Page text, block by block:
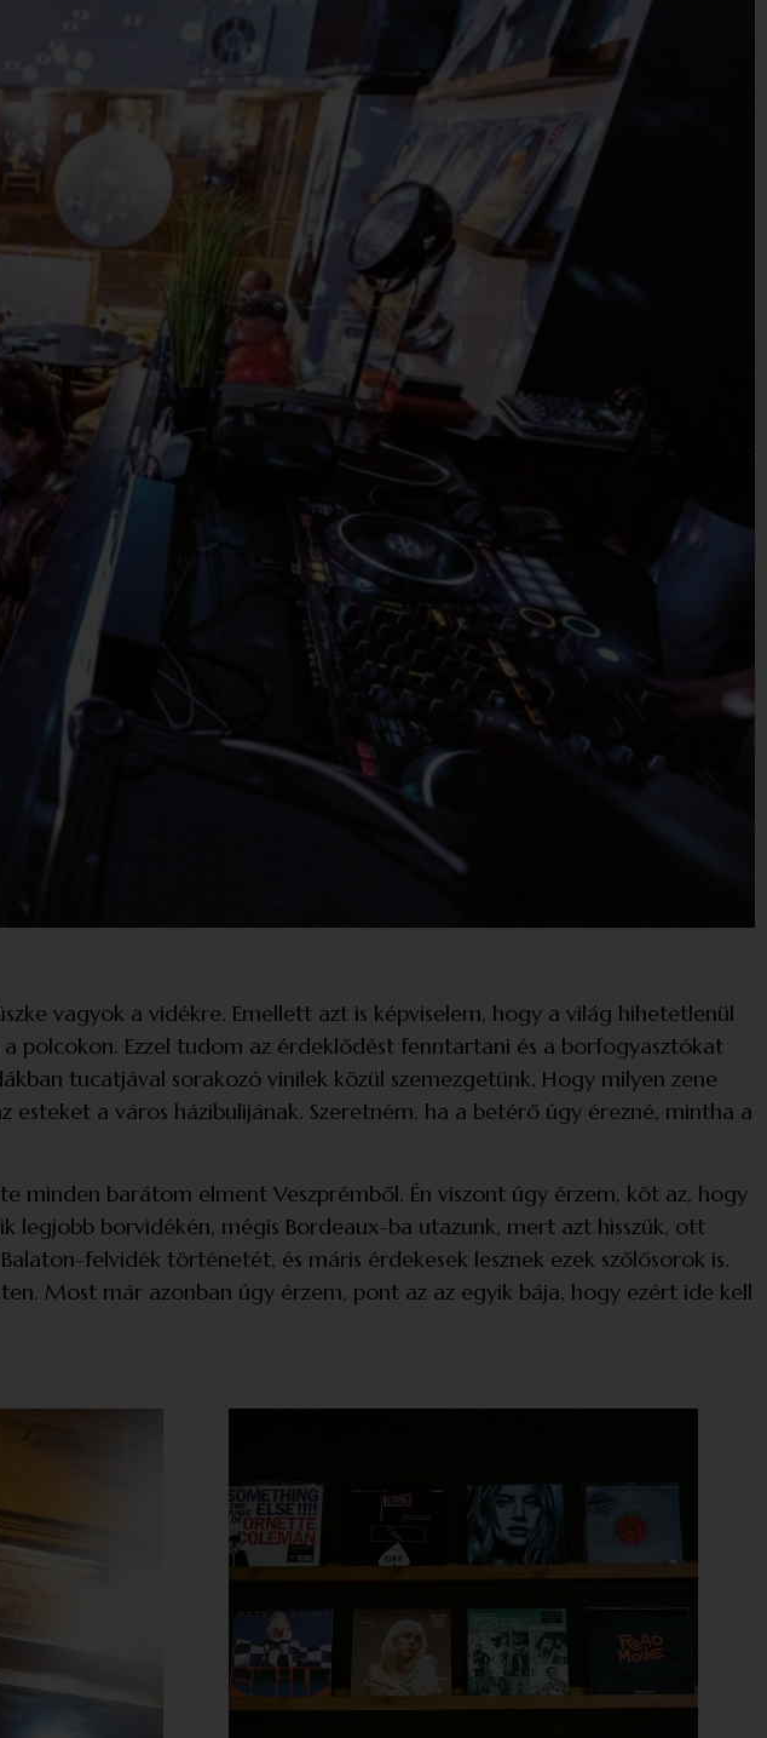
vagyok a vidékre. Emellett azt is képviselem, hogy a világ hihetetlenül
polcokon. Ezzel tudom az érdeklődést fenntartani és a borfogyasztókat
tucatjával sorakozó vinilek közül szemezgetünk. Hogy milyen zene
a város házibulijának. Szeretném, ha a betérő úgy érezné, mintha a
minden barátom elment Veszprémből. Én viszont úgy érzem, köt az, hogy
borvidékén, mégis Bordeaux-ba utazunk, mert azt hisszük, ott
felvidék történetét, és máris érdekesek lesznek ezek szőlősorok is.
Most már azonban úgy érzem, pont az az egyik bája, hogy ezért ide kell